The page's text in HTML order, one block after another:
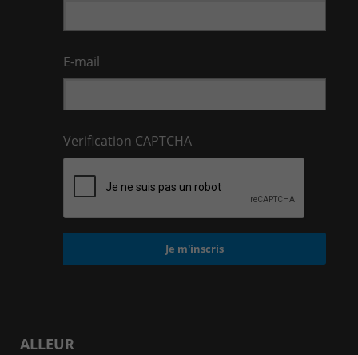
E-mail
Verification CAPTCHA
ALLEUR